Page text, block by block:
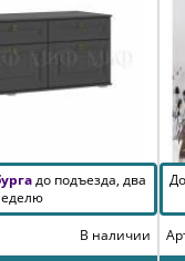
до подъезда, два
В наличии